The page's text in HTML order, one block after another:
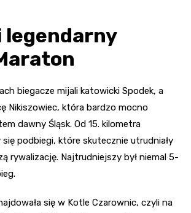
legendarny
biegacze mijali katowicki Spodek, a
Nikiszowiec, która bardzo mocno
dawny Śląsk. Od 15. kilometra
się podbiegi, które skutecznie utrudniały
rywalizację. Najtrudniejszy był niemal 5-
się w Kotle Czarownic, czyli na